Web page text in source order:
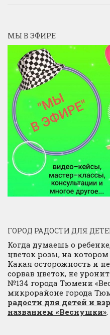
МЫ В ЭФИРЕ
ГОРОД РАДОСТИ ДЛЯ
Когда думаешь о
цветок розы, на
Какая осторожность и
сорвав цветок, не
№134 города Тюмени
микрорайоне города
радости для детей и
названием «Веснушки».